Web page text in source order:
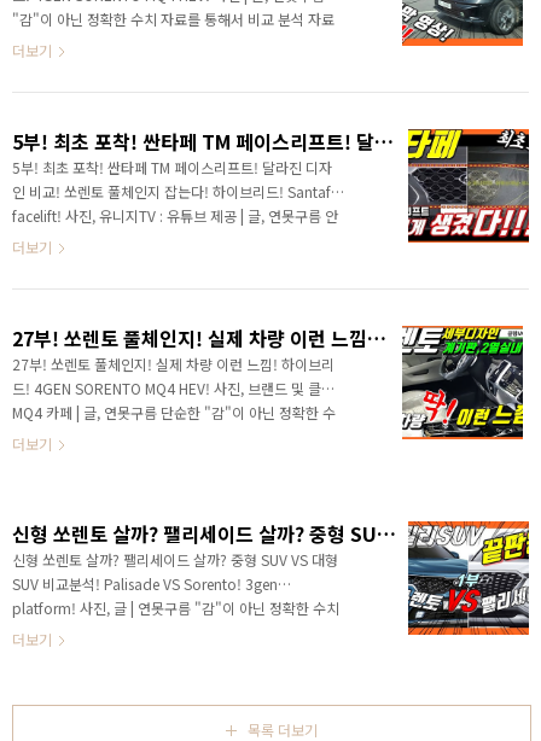
게 빠른 소식을 제공해 드리기 위해서 카니발 멤버스와
니발 멤버스 첫 번째 소..
"감"이 아닌 정확한 수치 자료를 통해서 비교 분석 자료
를 제시하는 연못구름입니다! 안녕하세요? 연못구름입
토 관련 영상 리스트 작년 봄에 1부 영상을 시작으로 최
을 전달해 드렸습니다. 오랜 시간 쏘렌토의 소식을 영상
으로 알려드리면서 정이 많이 들었는데, 내일 정식 출시
가 된다면 시승까지 해보고 쏘렌토와는 당분간 이별을
해야 할 것 같습니다. 조금 아쉽기까지 하네요^^ # 영상
인할 수 있습니다. 내일 온라인 런칭 소식을 알려..
더보기
5부! 최초 포착! 싼타페 TM 페이스리프트! 달라진 디자인 비교! 쏘렌토 풀체인지 잡는다! 하이브리드! Santafe facelift!
5부! 최초 포착! 싼타페 TM 페이스리프트! 달라진 디자
인 비교! 쏘렌토 풀체인지 잡는다! 하이브리드! Santafe
facelift! 사진, 유니지TV : 유튜브 제공 | 글, 연못구름 안
녕하세요? 연못구름입니다! 올해는 초반부터 신차가 쏟
서 GV80을 선보였고, 쉐보레에서 트레일 블레이저를 선
역할을 하는 쏘렌토가 선보였습니다. "정말 정신없이 쏟
아지네요^^" 그리고 이번 달에는 3대의 차량이 출격을
대기하고 있으며 7세대 아반떼와 제네시스 3세대 G80이
출격을 준비하고 있습니다. 지난주에는 르노삼성 XM3가
시가 되었는데, 앞으로 2달 ..
더보기
27부! 쏘렌토 풀체인지! 실제 차량 이런 느낌! 하이브리드! 4GEN SORENTO MQ4 HEV!
27부! 쏘렌토 풀체인지! 실제 차량 이런 느낌! 하이브리
드! 4GEN SORENTO MQ4 HEV! 사진, 브랜드 및 클럽
MQ4 카페 | 글, 연못구름 단순한 "감"이 아닌 정확한 수
치자료를 통해서 비교 분석 자료를 제시하는 연못구름
계약 하루 만에 판매 중단이 되는 초유의 사태를 겪고 있
습니다. 한마디로 천당과 지옥을 "왔다 갔다" 하고 있는
것 같습니다. 이번주 중에 보상안에 대한 기아차의 공식
입장이 나올 것으로 알려졌습니다. 기아차에서 정식 공
개한 이미지를 보면 정말 멋지다는 생각을 하게 됩니다.
제조사가 공개한 사진은 좋은 환경에서 최..
더보기
신형 쏘렌토 살까? 팰리세이드 살까? 중형 SUV VS 대형 SUV 비교분석! 3gen platform!
신형 쏘렌토 살까? 팰리세이드 살까? 중형 SUV VS 대형
SUV 비교분석! Palisade VS Sorento! 3gen
platform! 사진, 글 | 연못구름 "감"이 아닌 정확한 수치
자료를 통해서 비교 분석 자료를 제시하는 연못구름입니
분들은 첫날에 계약하시라고 알려드렸습니다. 첫날 사전
계약 판매량은 무려 1만 8000대를 돌파하면서 대한민국
더보기
목록 더보기